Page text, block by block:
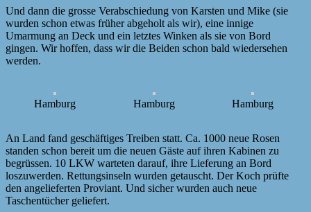
Und dann die grosse Verabschiedung von Karsten und Mike (sie
wurden schon etwas früher abgeholt als wir), eine innige
Umarmung an Deck und ein letztes Winken als sie von Bord
gingen. Wir hoffen, dass wir die Beiden schon bald wiedersehen
werden.
Hamburg Hamburg Hamburg
An Land fand geschäftiges Treiben statt. Ca. 1000 neue Rosen
standen schon bereit um die neuen Gäste auf ihren Kabinen zu
begrüssen. 10 LKW warteten darauf, ihre Lieferung an Bord
loszuwerden. Rettungsinseln wurden getauscht. Der Koch prüfte
den angelieferten Proviant. Und sicher wurden auch neue
Taschentücher geliefert.